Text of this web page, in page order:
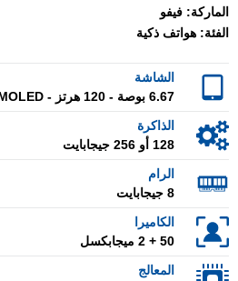
الماركة: فيفو
الفئة: هواتف ذكية
الشاشة
6.67 بوصة - 120 هرتز - AMOLED
الذاكرة
128 أو 256 جيجابايت
الرام
8 جيجابايت
الكاميرا
50 + 2 ميجابكسل
المعالج